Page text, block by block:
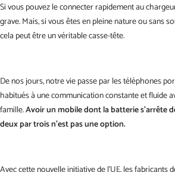
Si vous pouvez le connecter rapidement au
grave. Mais, si vous êtes en pleine nature ou sans
cela peut être un véritable casse-tête.
De nos jours, notre vie passe par les téléphones
habitués à une communication constante et fluide
famille.Avoir un mobile dont la batterie s'arrête
deux par trois n'est pas une option.